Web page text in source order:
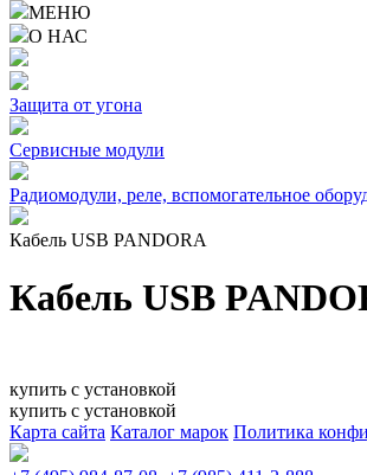
МЕНЮ
О НАС
Защита от угона
Сервисные модули
Радиомодули, реле, вспомогательное
Кабель USB PANDORA
Кабель USB
купить с установкой
купить с установкой
Карта сайта Каталог марок Политика